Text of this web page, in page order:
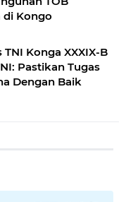
di Kongo
Konga XXXIX-B
Pastikan Tugas
Dengan Baik